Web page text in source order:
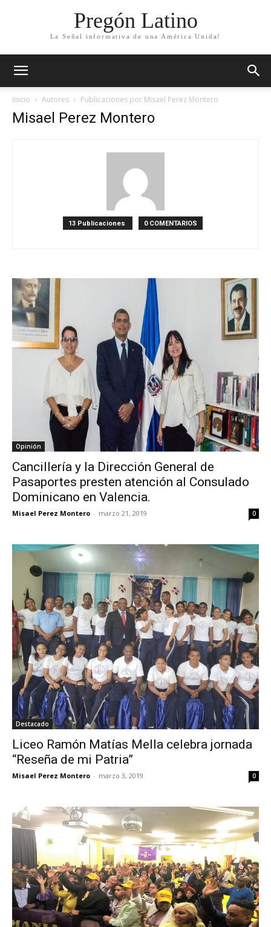
Pregón Latino
La Señal informativa de una América Unida!
Inicio Autores Publicaciones por Misael Perez Montero
Misael Perez Montero
13 Publicaciones 0 COMENTARIOS
Opinión
Cancillería y la Dirección General de
Pasaportes presten atención al Consulado
Dominicano en Valencia.
Misael Perez Montero - marzo 21, 2019 0
Destacado
Liceo Ramón Matías Mella celebra jornada
“Reseña de mi Patria”
Misael Perez Montero - marzo 3, 2019 0